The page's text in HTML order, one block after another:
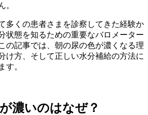
。
多くの患者さまを診察してきた経験か
状態を知るための重要なバロメーター
の記事では、朝の尿の色が濃くなる理
け方、そして正しい水分補給の方法に
す。
濃いのはなぜ？